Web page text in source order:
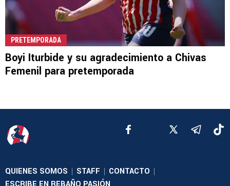
PRETEMPORADA
Boyi Iturbide y su agradecimiento a Chivas
Femenil para pretemporada
QUIENES SOMOS | STAFF | CONTACTO |